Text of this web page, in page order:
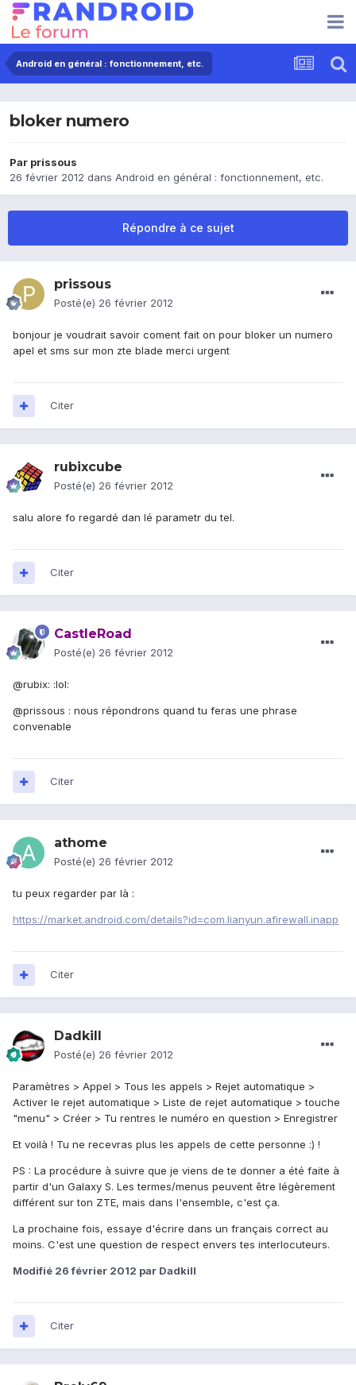
Android en général : fonctionnement, etc.
bloker numero
Par prissous
26 février 2012 dans Android en général : fonctionnement, etc.
Répondre à ce sujet
prissous
Posté(e) 26 février 2012
bonjour je voudrait savoir coment fait on pour bloker un numero
apel et sms sur mon zte blade merci urgent
Citer
rubixcube
Posté(e) 26 février 2012
salu alore fo regardé dan lé parametr du tel.
Citer
CastleRoad
Posté(e) 26 février 2012
@rubix: :lol:
@prissous : nous répondrons quand tu feras une phrase
convenable
Citer
athome
Posté(e) 26 février 2012
tu peux regarder par là :
https://market.android.com/details?id=com.lianyun.afirewall.inapp
Citer
Dadkill
Posté(e) 26 février 2012
Paramètres > Appel > Tous les appels > Rejet automatique >
Activer le rejet automatique > Liste de rejet automatique > touche
"menu" > Créer > Tu rentres le numéro en question > Enregistrer
Et voilà ! Tu ne recevras plus les appels de cette personne :) !
PS : La procédure à suivre que je viens de te donner a été faite à
partir d'un Galaxy S. Les termes/menus peuvent être légèrement
différent sur ton ZTE, mais dans l'ensemble, c'est ça.
La prochaine fois, essaye d'écrire dans un français correct au
moins. C'est une question de respect envers tes interlocuteurs.
Modifié 26 février 2012 par Dadkill
Citer